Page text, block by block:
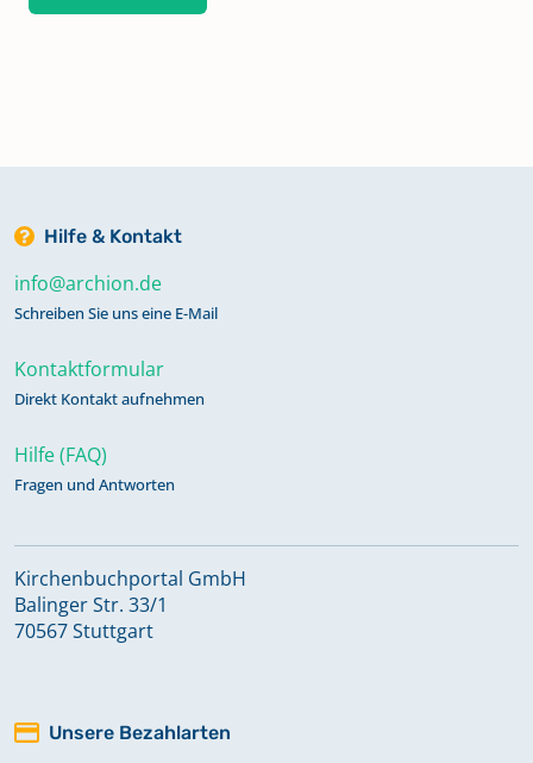
Hilfe & Kontakt
info@archion.de
Schreiben Sie uns eine E-Mail
Kontaktformular
Direkt Kontakt aufnehmen
Hilfe (FAQ)
Fragen und Antworten
Kirchenbuchportal GmbH
Balinger Str. 33/1
70567 Stuttgart
Unsere Bezahlarten